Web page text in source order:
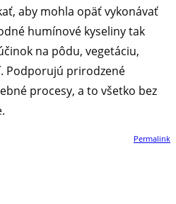
aby mohla opäť vykonávať
humínové kyseliny tak
na pôdu, vegetáciu,
Podporujú prirodzené
procesy, a to všetko bez
Permalink